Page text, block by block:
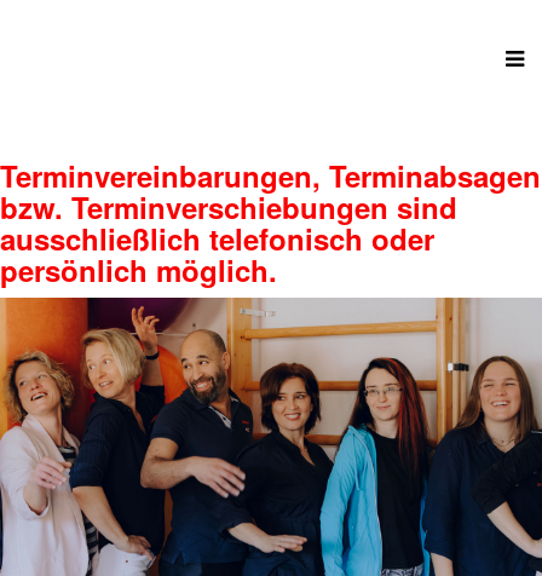
Terminvereinbarungen, Terminabsagen
bzw. Terminverschiebungen sind
ausschließlich telefonisch oder
persönlich möglich.